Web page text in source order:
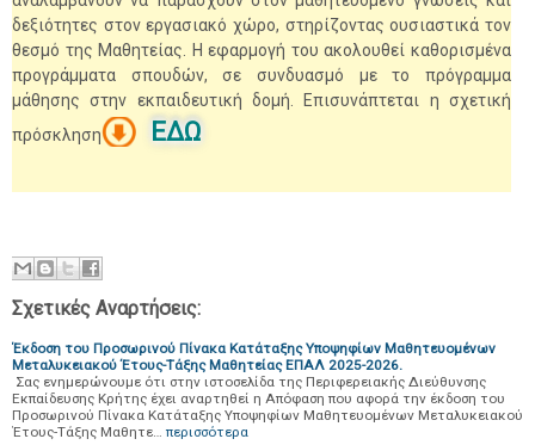
δεξιότητες στον εργασιακό χώρο, στηρίζοντας ουσιαστικά τον
θεσμό της Μαθητείας. Η εφαρμογή του ακολουθεί καθορισμένα
προγράμματα σπουδών, σε συνδυασμό με το πρόγραμμα
μάθησης στην εκπαιδευτική δομή. Επισυνάπτεται η σχετική
πρόσκληση
ΕΔΩ
Σχετικές Αναρτήσεις:
Έκδοση του Προσωρινού Πίνακα Κατάταξης Υποψηφίων Μαθητευομένων
Μεταλυκειακού Έτους-Τάξης Μαθητείας ΕΠΑΛ 2025-2026.
Σας ενημερώνουμε ότι στην ιστοσελίδα της Περιφερειακής Διεύθυνσης
Εκπαίδευσης Κρήτης έχει αναρτηθεί η Απόφαση που αφορά την έκδοση του
Προσωρινού Πίνακα Κατάταξης Υποψηφίων Μαθητευομένων Μεταλυκειακού
Έτους-Τάξης Μαθητε…
περισσότερα